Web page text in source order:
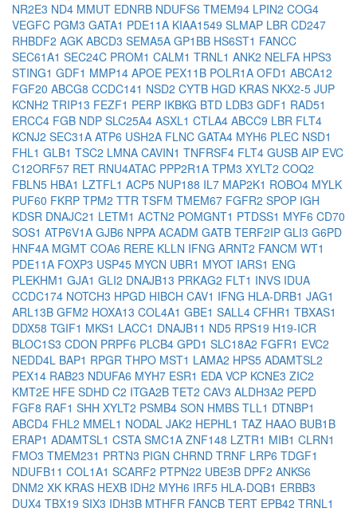
NR2E3 ND4 MMUT EDNRB NDUFS6 TMEM94 LPIN2 COG4
VEGFC PGM3 GATA1 PDE11A KIAA1549 SLMAP LBR CD247
RHBDF2 AGK ABCD3 SEMA5A GP1BB HS6ST1 FANCC
SEC61A1 SEC24C PROM1 CALM1 TRNL1 ANK2 NELFA HPS3
STING1 GDF1 MMP14 APOE PEX11B POLR1A OFD1 ABCA12
FGF20 ABCG8 CCDC141 NSD2 CYTB HGD KRAS NKX2-5 JUP
KCNH2 TRIP13 FEZF1 PERP IKBKG BTD LDB3 GDF1 RAD51
ERCC4 FGB NDP SLC25A4 ASXL1 CTLA4 ABCC9 LBR FLT4
KCNJ2 SEC31A ATP6 USH2A FLNC GATA4 MYH6 PLEC NSD1
FHL1 GLB1 TSC2 LMNA CAVIN1 TNFRSF4 FLT4 GUSB AIP EVC
C12ORF57 RET RNU4ATAC PPP2R1A TPM3 XYLT2 COQ2
FBLN5 HBA1 LZTFL1 ACP5 NUP188 IL7 MAP2K1 ROBO4 MYLK
PUF60 FKRP TPM2 TTR TSFM TMEM67 FGFR2 SPOP IGH
KDSR DNAJC21 LETM1 ACTN2 POMGNT1 PTDSS1 MYF6 CD70
SOS1 ATP6V1A GJB6 NPPA ACADM GATB TERF2IP GLI3 G6PD
HNF4A MGMT COA6 RERE KLLN IFNG ARNT2 FANCM WT1
PDE11A FOXP3 USP45 MYCN UBR1 MYOT IARS1 ENG
PLEKHM1 GJA1 GLI2 DNAJB13 PRKAG2 FLT1 INVS IDUA
CCDC174 NOTCH3 HPGD HIBCH CAV1 IFNG HLA-DRB1 JAG1
ARL13B GFM2 HOXA13 COL4A1 GBE1 SALL4 CFHR1 TBXAS1
DDX58 TGIF1 MKS1 LACC1 DNAJB11 ND5 RPS19 H19-ICR
BLOC1S3 CDON PRPF6 PLCB4 GPD1 SLC18A2 FGFR1 EVC2
NEDD4L BAP1 RPGR THPO MST1 LAMA2 HPS5 ADAMTSL2
PEX14 RAB23 NDUFA6 MYH7 ESR1 EDA VCP KCNE3 ZIC2
KMT2E HFE SDHD C2 ITGA2B TET2 CAV3 ALDH3A2 PEPD
FGF8 RAF1 SHH XYLT2 PSMB4 SON HMBS TLL1 DTNBP1
ABCD4 FHL2 MMEL1 NODAL JAK2 HEPHL1 TAZ HAAO BUB1B
ERAP1 ADAMTSL1 CSTA SMC1A ZNF148 LZTR1 MIB1 CLRN1
FMO3 TMEM231 PRTN3 PIGN CHRND TRNF LRP6 TDGF1
NDUFB11 COL1A1 SCARF2 PTPN22 UBE3B DPF2 ANKS6
DNM2 XK KRAS HEXB IDH2 MYH6 IRF5 HLA-DQB1 ERBB3
DUX4 TBX19 SIX3 IDH3B MTHFR FANCB TERT EPB42 TRNL1